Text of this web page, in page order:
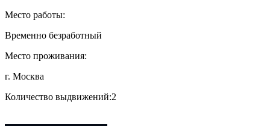
Место работы:
Временно безработный
Место проживания:
г. Москва
Количество выдвижений:2